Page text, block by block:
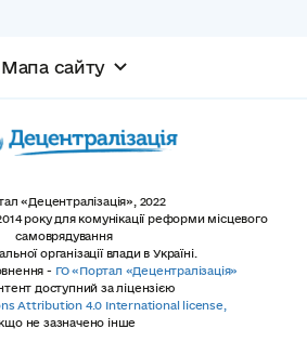
Мапа сайту
«Децентралізація», 2022
року для комунікації реформи місцевого
самоврядування
організації влади в Україні.
- ГО «Портал «Децентралізація»
доступний за ліцензією
Attribution 4.0 International license,
не зазначено інше